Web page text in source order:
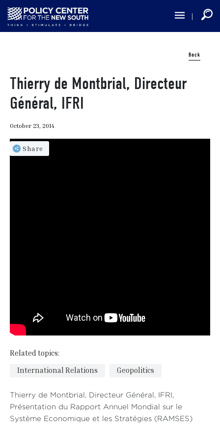
Skip
main
Back
Thierry de Montbrial, Directeur
Général, IFRI
October 23, 2014
Share
Related topics:
International Relations
Geopolitics
Thierry de Montbrial, Directeur Général, IFRI,
Présentation du Rapport Annuel Mondial sur le
Système Economique et les Stratégies (RAMSES)